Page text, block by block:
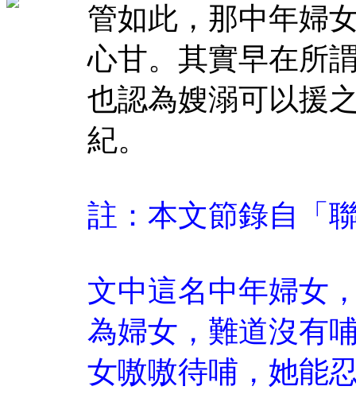
管如此，那中年婦
心甘。其實早在所
也認為嫂溺可以援
紀。
註：本文節錄自「
文中這名中年婦女
為婦女，難道沒有
女嗷嗷待哺，她能